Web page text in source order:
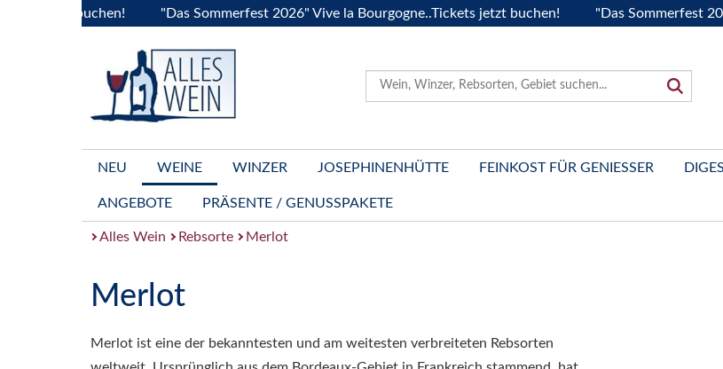
jetzt buchen! "Das Sommerfest 2026" Vive la Bourgogne..Tickets jetzt buchen! "Das Sommerfest 2026"
NEU WEINE WINZER JOSEPHINENHÜTTE FEINKOST FÜR GENIESSER
ANGEBOTE PRÄSENTE / GENUSSPAKETE
Alles Wein Rebsorte Merlot
Merlot
Merlot ist eine der bekanntesten und am weitesten verbreiteten Rebsorten